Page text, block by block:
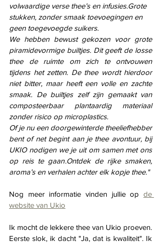
volwaardige verse thee’s en infusies.Grote
stukken, zonder smaak toevoegingen en
geen toegevoegde suikers.
We hebben bewust gekozen voor grote
piramidevormige builtjes. Dit geeft de losse
thee de ruimte om zich te ontvouwen
tijdens het zetten. De thee wordt hierdoor
niet bitter, maar heeft een volle en zachte
smaak. De builtjes zelf zijn gemaakt van
composteerbaar plantaardig materiaal
zonder risico op microplastics.
Of je nu een doorgewinterde theeliefhebber
bent of net begint aan je thee avontuur, bij
UKIO nodigen we je uit om samen met ons
op reis te gaan.Ontdek de rijke smaken,
aroma’s en verhalen achter elk kopje thee."
Nog meer informatie vinden jullie op de
website van Ukio
Ik mocht de lekkere thee van Ukio proeven.
Eerste slok, ik dacht "Ja, dat is kwaliteit". Ik